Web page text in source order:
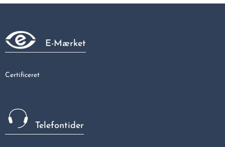
4,34 kr
E-Mærket
Certificeret
Telefontider